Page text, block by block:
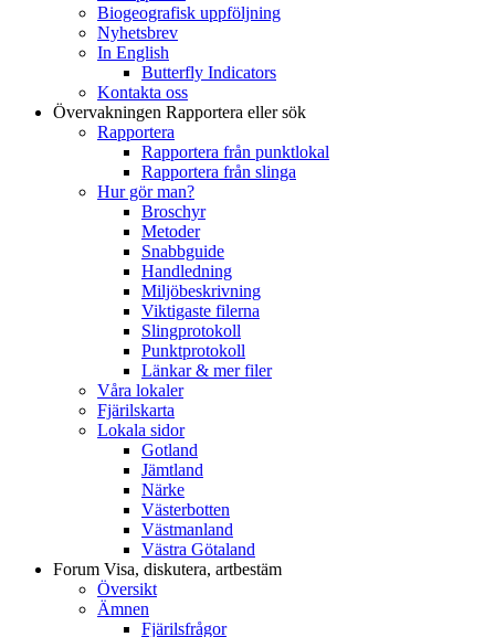
Biogeografisk uppföljning
Nyhetsbrev
In English
Butterfly Indicators
Kontakta oss
Övervakningen Rapportera eller sök
Rapportera
Rapportera från punktlokal
Rapportera från slinga
Hur gör man?
Broschyr
Metoder
Snabbguide
Handledning
Miljöbeskrivning
Viktigaste filerna
Slingprotokoll
Punktprotokoll
Länkar & mer filer
Våra lokaler
Fjärilskarta
Lokala sidor
Gotland
Jämtland
Närke
Västerbotten
Västmanland
Västra Götaland
Forum Visa, diskutera, artbestäm
Översikt
Ämnen
Fjärilsfrågor